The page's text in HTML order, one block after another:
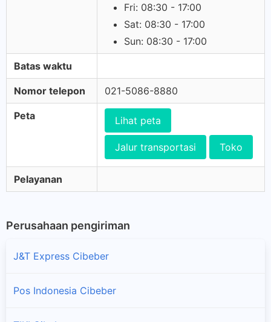
Fri: 08:30 - 17:00
Sat: 08:30 - 17:00
Sun: 08:30 - 17:00
Batas waktu
Nomor telepon 021-5086-8880
Peta Lihat peta
Jalur transportasi Toko
Pelayanan
Perusahaan pengiriman
J&T Express Cibeber
Pos Indonesia Cibeber